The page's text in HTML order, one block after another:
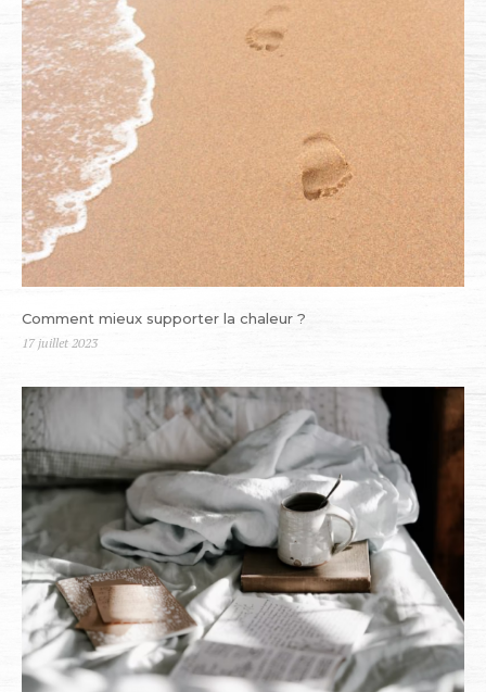
Comment mieux supporter la chaleur ?
Publié
17 juillet 2023